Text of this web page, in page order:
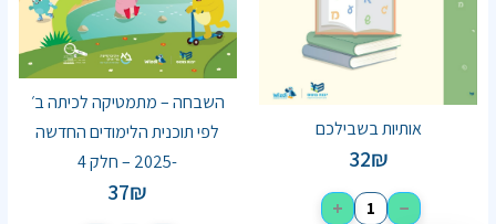
אותיות בשבילכם
32₪
−
+
השבחה – מתמטיקה לכיתה ב׳
לפי תוכנית הלימודים החדשה
-2025 – חלק 4
37₪